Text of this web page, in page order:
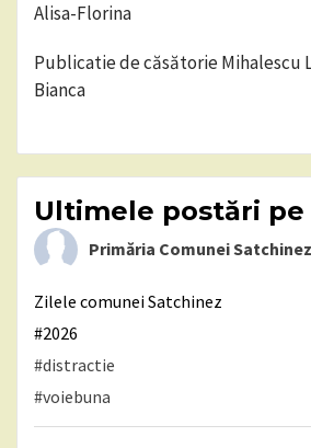
Alisa-Florina
Publicatie de căsătorie Mihalescu
Bianca
Ultimele postări pe
Primăria Comunei Satchinez
Zilele comunei Satchinez
#2026
#distractie
#voiebuna